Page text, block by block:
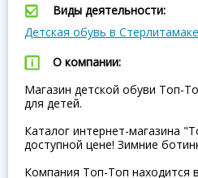
Виды деятельности:
Детская обувь в Стерлитамаке
О компании:
Магазин детской обуви Топ-
для детей.
Каталог интернет-магазина
доступной цене! Зимние
Компания Топ-Топ находится